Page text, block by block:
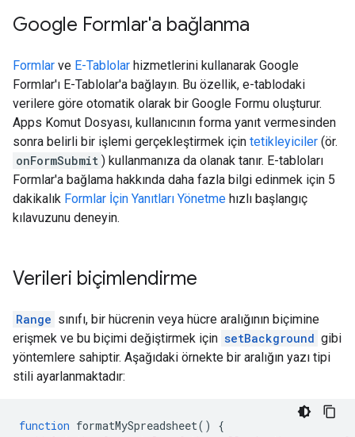
Google Formlar'a bağlanma
Formlar ve E-Tablolar hizmetlerini kullanarak Google
Formlar'ı E-Tablolar'a bağlayın. Bu özellik, e-tablodaki
verilere göre otomatik olarak bir Google Formu oluşturur.
Apps Komut Dosyası, kullanıcının forma yanıt vermesinden
sonra belirli bir işlemi gerçekleştirmek için tetikleyiciler (ör.
onFormSubmit ) kullanmanıza da olanak tanır. E-tabloları
Formlar'a bağlama hakkında daha fazla bilgi edinmek için 5
dakikalık Formlar İçin Yanıtları Yönetme hızlı başlangıç
kılavuzunu deneyin.
Verileri biçimlendirme
Range sınıfı, bir hücrenin veya hücre aralığının biçimine
erişmek ve bu biçimi değiştirmek için setBackground gibi
yöntemlere sahiptir. Aşağıdaki örnekte bir aralığın yazı tipi
stili ayarlanmaktadır:
function formatMySpreadsheet()
{